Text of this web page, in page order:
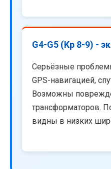
G4-G5 (Kp 8-9) -
Серьёзные
GPS-навигацией,
Возможны
трансформаторов.
видны в низких